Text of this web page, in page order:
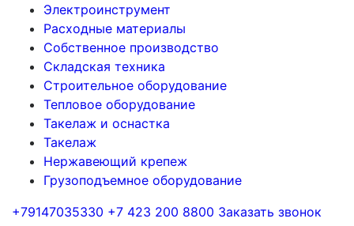
Электроинструмент
Расходные материалы
Собственное производство
Складская техника
Строительное оборудование
Тепловое оборудование
Такелаж и оснастка
Такелаж
Нержавеющий крепеж
Грузоподъемное оборудование
+79147035330 +7 423 200 8800 Заказать звонок